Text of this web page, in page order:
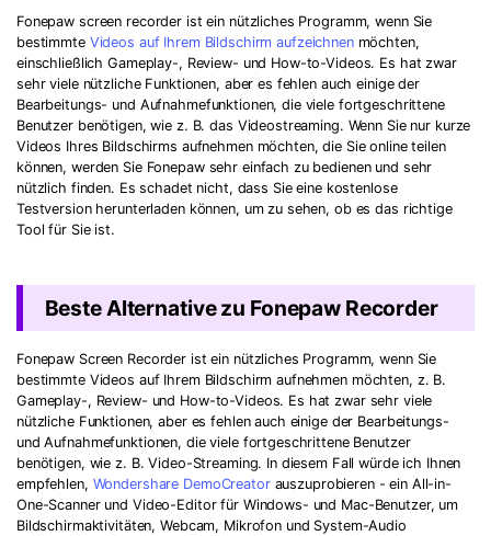
Fonepaw screen recorder ist ein nützliches Programm, wenn Sie
bestimmteVideos auf Ihrem Bildschirm aufzeichnenmöchten,
einschließlich Gameplay-, Review- und How-to-Videos. Es hat zwar
sehr viele nützliche Funktionen, aber es fehlen auch einige der
Bearbeitungs- und Aufnahmefunktionen, die viele fortgeschrittene
Benutzer benötigen, wie z. B. das Videostreaming. Wenn Sie nur kurze
Videos Ihres Bildschirms aufnehmen möchten, die Sie online teilen
können, werden Sie Fonepaw sehr einfach zu bedienen und sehr
nützlich finden. Es schadet nicht, dass Sie eine kostenlose
Testversion herunterladen können, um zu sehen, ob es das richtige
Tool für Sie ist.
Beste Alternative zu Fonepaw Recorder
Fonepaw Screen Recorder ist ein nützliches Programm, wenn Sie
bestimmte Videos auf Ihrem Bildschirm aufnehmen möchten, z. B.
Gameplay-, Review- und How-to-Videos. Es hat zwar sehr viele
nützliche Funktionen, aber es fehlen auch einige der Bearbeitungs-
und Aufnahmefunktionen, die viele fortgeschrittene Benutzer
benötigen, wie z. B. Video-Streaming. In diesem Fall würde ich Ihnen
empfehlen, Wondershare DemoCreatorauszuprobieren - ein All-in-
One-Scanner und Video-Editor für Windows- und Mac-Benutzer, um
Bildschirmaktivitäten, Webcam, Mikrofon und System-Audio